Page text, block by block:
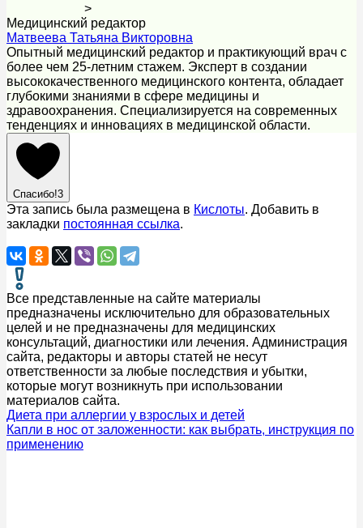
>
Медицинский редактор
Матвеева Татьяна Викторовна
Опытный медицинский редактор и практикующий врач с
более чем 25-летним стажем. Эксперт в создании
высококачественного медицинского контента, обладает
глубокими знаниями в сфере медицины и
здравоохранения. Специализируется на современных
тенденциях и инновациях в медицинской области.
Спасибо!3
Эта запись была размещена в Кислоты. Добавить в
закладки постоянная ссылка.
Все представленные на сайте материалы
предназначены исключительно для образовательных
целей и не предназначены для медицинских
консультаций, диагностики или лечения. Администрация
сайта, редакторы и авторы статей не несут
ответственности за любые последствия и убытки,
которые могут возникнуть при использовании
материалов сайта.
Диета при аллергии у взрослых и детей
Капли в нос от заложенности: как выбрать, инструкция по
применению